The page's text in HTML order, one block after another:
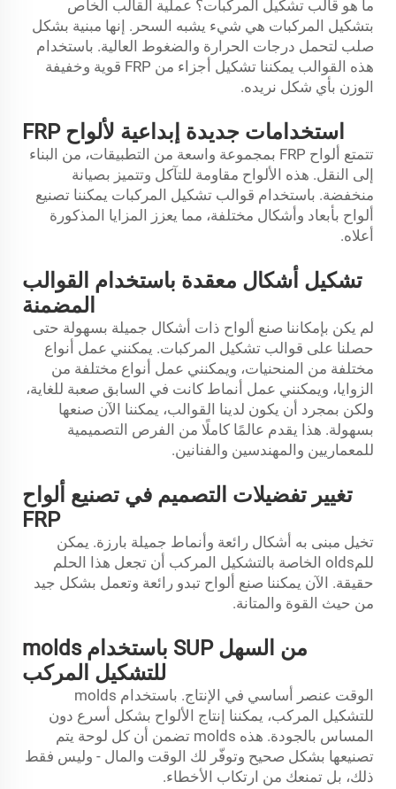
ما هو قالب تشكيل المركبات؟ عملية القالب الخاص
بتشكيل المركبات هي شيء يشبه السحر. إنها مبنية بشكل
صلب لتحمل درجات الحرارة والضغوط العالية. باستخدام
هذه القوالب يمكننا تشكيل أجزاء من FRP قوية وخفيفة
الوزن بأي شكل نريده.
استخدامات جديدة إبداعية لألواح FRP
تتمتع ألواح FRP بمجموعة واسعة من التطبيقات، من البناء
إلى النقل. هذه الألواح مقاومة للتآكل وتتميز بصيانة
منخفضة. باستخدام قوالب تشكيل المركبات يمكننا تصنيع
ألواح بأبعاد وأشكال مختلفة، مما يعزز المزايا المذكورة
أعلاه.
تشكيل أشكال معقدة باستخدام القوالب
المضمنة
لم يكن بإمكاننا صنع ألواح ذات أشكال جميلة بسهولة حتى
حصلنا على قوالب تشكيل المركبات. يمكنني عمل أنواع
مختلفة من المنحنيات، ويمكنني عمل أنواع مختلفة من
الزوايا، ويمكنني عمل أنماط كانت في السابق صعبة للغاية،
ولكن بمجرد أن يكون لدينا القوالب، يمكننا الآن صنعها
بسهولة. هذا يقدم عالمًا كاملًا من الفرص التصميمية
للمعماريين والمهندسين والفنانين.
تغيير تفضيلات التصميم في تصنيع ألواح
FRP
تخيل مبنى به أشكال رائعة وأنماط جميلة بارزة. يمكن
للمolds الخاصة بالتشكيل المركب أن تجعل هذا الحلم
حقيقة. الآن يمكننا صنع ألواح تبدو رائعة وتعمل بشكل جيد
من حيث القوة والمتانة.
من السهل SUP باستخدام molds
للتشكيل المركب
الوقت عنصر أساسي في الإنتاج. باستخدام molds
للتشكيل المركب، يمكننا إنتاج الألواح بشكل أسرع دون
المساس بالجودة. هذه molds تضمن أن كل لوحة يتم
تصنيعها بشكل صحيح وتوفّر لك الوقت والمال - وليس فقط
ذلك، بل تمنعك من ارتكاب الأخطاء.